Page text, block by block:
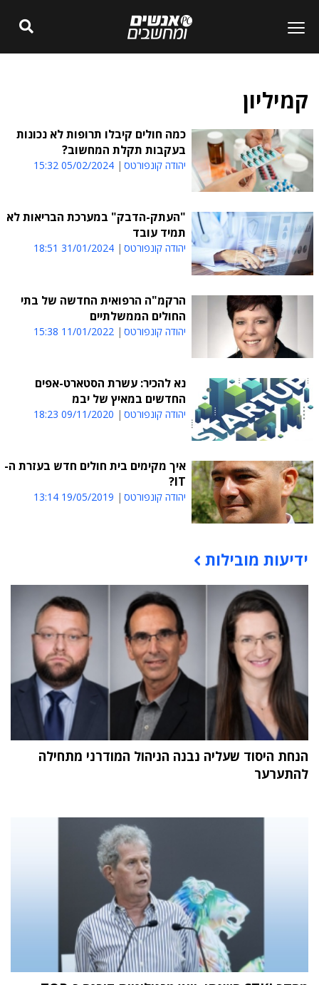
קמיליון
כמה חולים קיבלו תרופות לא נכונות
בעקבות תקלת המחשוב?
יהודה קונפורטס 05/02/2024 15:32
"העתק-הדבק" במערכת הבריאות לא
תמיד עובד
יהודה קונפורטס 31/01/2024 18:51
הרקמ"ה הרפואית החדשה של בתי
החולים הממשלתיים
יהודה קונפורטס 11/01/2022 15:38
נא להכיר: עשרת הסטארט-אפים
החדשים במאיץ של יבמ
יהודה קונפורטס 09/11/2020 18:23
איך מקימים בית חולים חדש בעזרת ה-
IT?
יהודה קונפורטס 19/05/2019 13:14
תוכן פרסומי
ידיעות מובילות
הנחת היסוד שעליה נבנה הניהול המודרני מתחילה
להתערער